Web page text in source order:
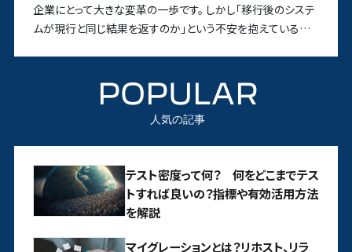
企業にとって大きな変革の一歩です。 しかし「移行後のシステ
ムが現行と同じ結果を返すのか」という不安を抱えている方
POPULAR
人気の記事
テスト密度って何？ 何をどこまでテス
トすれば良いの？指標や有効活用方法
を解説
マイグレーションとは？リホスト、リラ